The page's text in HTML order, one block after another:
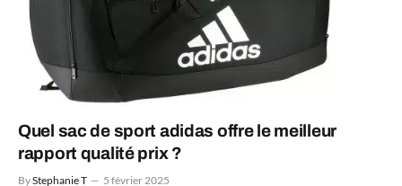
Quel sac de sport adidas offre le meilleur
rapport qualité prix ?
ByStephanie T 5 février 2025